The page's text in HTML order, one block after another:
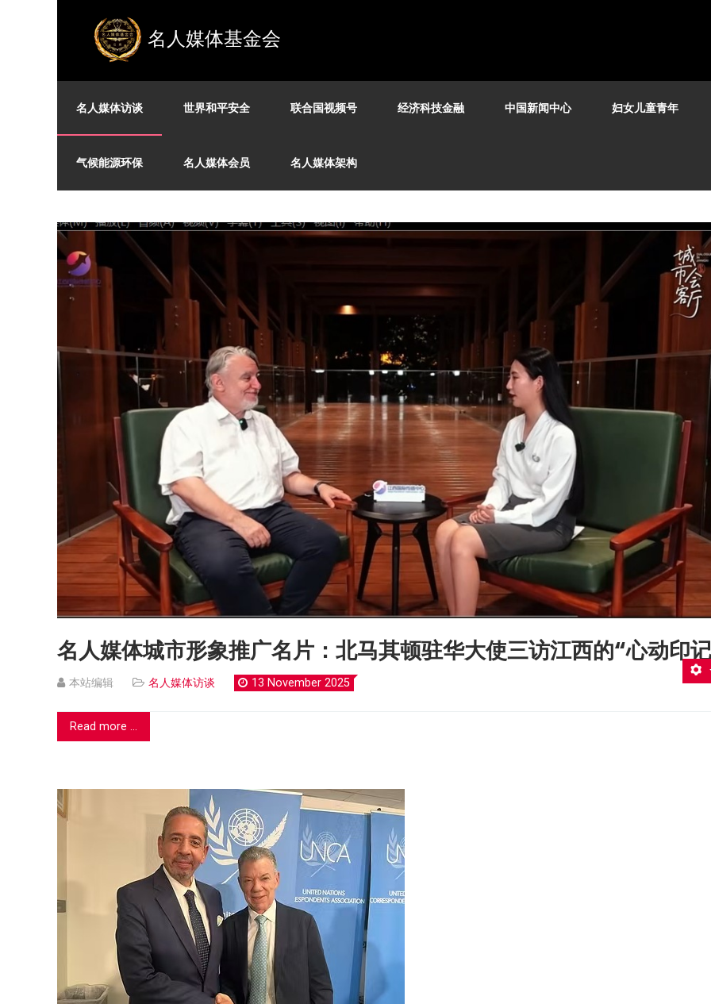
名人媒体基金会
名人媒体访谈 世界和平安全 联合国视频号 经济科技金融 中国新闻中心 妇女儿童青年
气候能源环保 名人媒体会员 名人媒体架构
名人媒体城市形象推广名片：北马其顿驻华大使三访江西的“心动印
本站编辑 名人媒体访谈 13 November 2025
Read more ...